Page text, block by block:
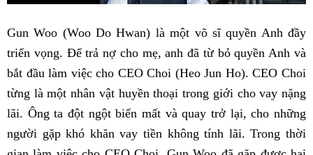
Gun Woo (Woo Do Hwan) là một võ sĩ quyền Anh đầy
triển vọng. Để trả nợ cho mẹ, anh đã từ bỏ quyền Anh và
bắt đầu làm việc cho CEO Choi (Heo Jun Ho). CEO Choi
từng là một nhân vật huyền thoại trong giới cho vay nặng
lãi. Ông ta đột ngột biến mất và quay trở lại, cho những
người gặp khó khăn vay tiền không tính lãi. Trong thời